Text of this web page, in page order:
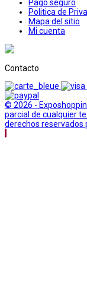
Pago seguro
Politica de
Mapa del sitio
Mi cuenta
Contacto
© 2026 -
parcial de cualquier
derechos reservados